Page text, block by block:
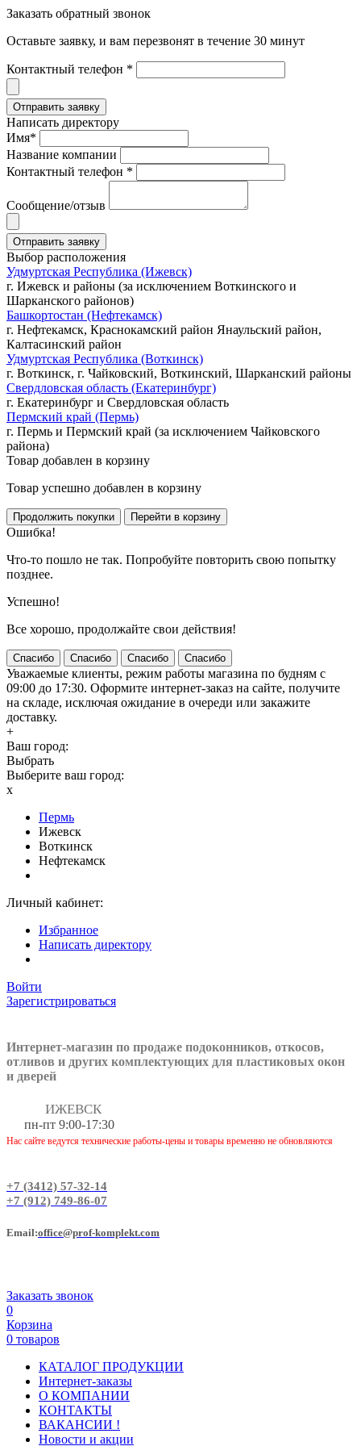
Заказать обратный звонок
Оставьте заявку, и вам перезвонят в течение 30 минут
Контактный телефон *
Написать директору
Имя*
Название компании
Контактный телефон *
Сообщение/отзыв
Выбор расположения
Удмуртская Республика (Ижевск)
г. Ижевск и районы (за исключением Воткинского и
Шарканского районов)
Башкортостан (Нефтекамск)
г. Нефтекамск, Краснокамский район Янаульский район,
Калтасинский район
Удмуртская Республика (Воткинск)
г. Воткинск, г. Чайковский, Воткинский, Шарканский районы
Свердловская область (Екатеринбург)
г. Екатеринбург и Свердловская область
Пермский край (Пермь)
г. Пермь и Пермский край (за исключением Чайковского
района)
Товар добавлен в корзину
Товар успешно добавлен в корзину
Ошибка!
Что-то пошло не так. Попробуйте повторить свою попытку
позднее.
Успешно!
Все хорошо, продолжайте свои действия!
Спасибо Спасибо Спасибо Спасибо
Уважаемые клиенты, режим работы магазина по будням с
09:00 до 17:30. Оформите интернет-заказ на сайте, получите
на складе, исключая ожидание в очереди или закажите
доставку.
+
Ваш город:
Выбрать
Выберите ваш город:
x
Пермь
Ижевск
Воткинск
Нефтекамск
Личный кабинет:
Избранное
Написать директору
Войти
Зарегистрироваться
Интернет-магазин по продаже подоконников, откосов,
отливов и других комплектующих для пластиковых окон
и дверей
ИЖЕВСК
пн-пт 9:00-17:30
Нас сайте ведутся технические работы-цены и товары временно не обновляются
+7 (3412) 57-32-14
+7 (912) 749-86-07
Еmail:office@prof-komplekt.com
Заказать звонок
0
Корзина
0 товаров
КАТАЛОГ ПРОДУКЦИИ
Интернет-заказы
О КОМПАНИИ
КОНТАКТЫ
ВАКАНСИИ !
Новости и акции